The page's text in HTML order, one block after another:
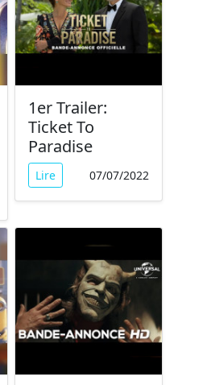
1er Trailer:
Ticket To
Paradise
Lire 07/07/2022